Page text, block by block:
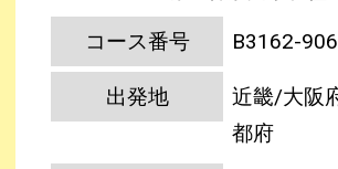
コース番号 B3162-906
出発地
近畿/大阪
都府